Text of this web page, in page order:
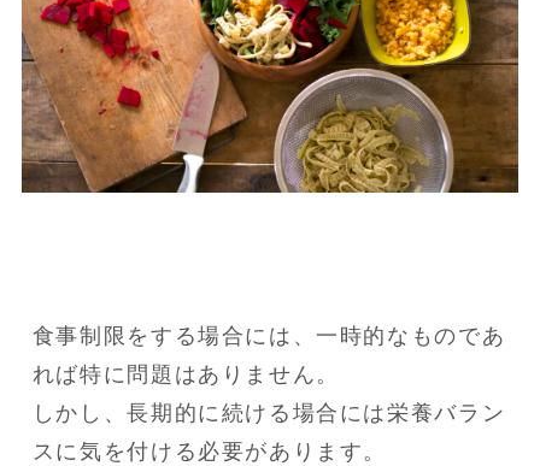
食事制限をする場合には、一時的なものであ
れば特に問題はありません。
しかし、長期的に続ける場合には栄養バラン
スに気を付ける必要があります。